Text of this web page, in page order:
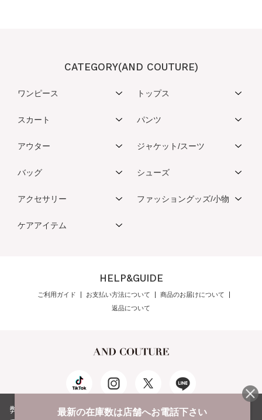
CATEGORY(AND COUTURE)
ワンピース トップス
スカート パンツ
アウター ジャケット/スーツ
バッグ シューズ
アクセサリー ファッショングッズ/小物
ケアアイテム
HELP&GUIDE
ご利用ガイド お支払い方法について
商品のお届けについて
返品について
公式オンラインショップご利用規約 メンバーズ規約
弊社はCookieを利用し、Webの利便性向上に努め
最新の在庫数は店舗へお電話下さい